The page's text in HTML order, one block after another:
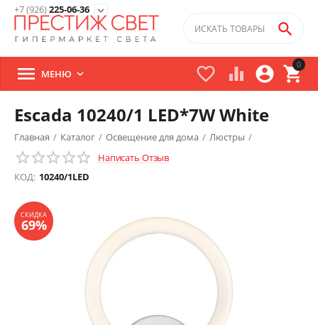
+7 (926)225-06-36 expand_more
0


 

 МЕНЮ 
Escada 10240/1 LED*7W White
Главная / Каталог / Освещение для дома / Люстры /
Потолочные люстры /
Написать Отзыв
КОД: 10240/1LED
69%